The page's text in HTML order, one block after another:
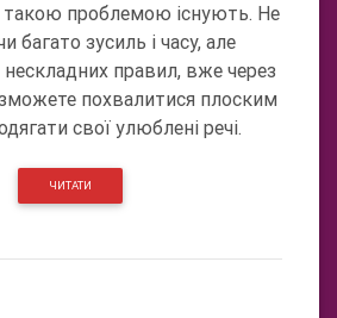
такою проблемою існують. Не
багато зусиль і часу, але
правил, вже через
похвалитися плоским
свої улюблені речі.
ЧИТАТИ